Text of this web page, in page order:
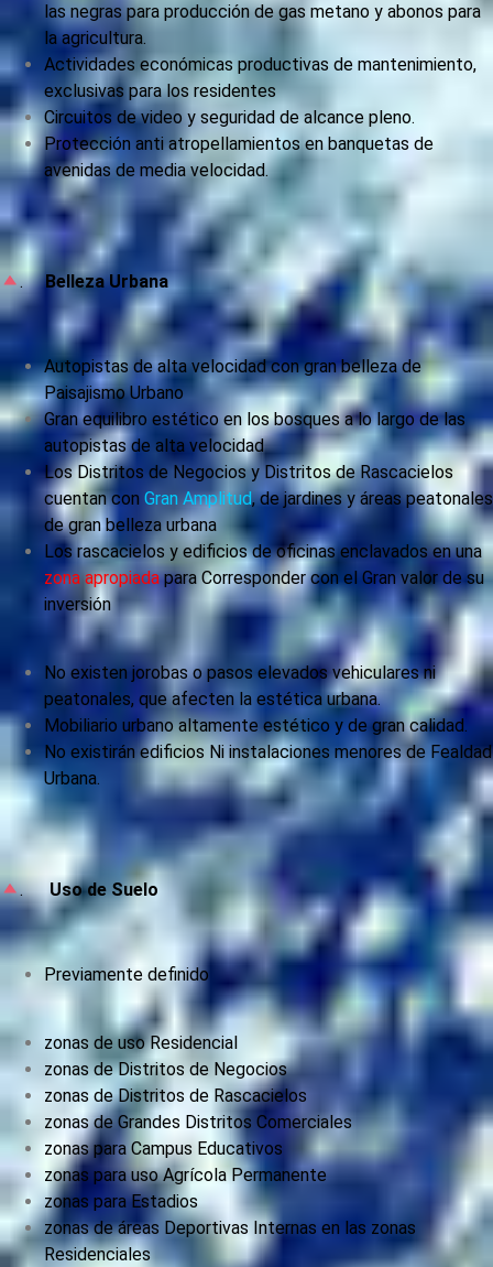
las negras para producción de gas metano y abonos para
la agricultura.
Actividades económicas productivas de mantenimiento,
exclusivas para los residentes
Circuitos de video y seguridad de alcance pleno.
Protección anti atropellamientos en banquetas de
avenidas de media velocidad.
.Belleza Urbana
Autopistas de alta velocidad con gran belleza de
Paisajismo Urbano
Gran equilibro estético en los bosques a lo largo de las
autopistas de alta velocidad
Los Distritos de Negocios y Distritos de Rascacielos
cuentan con Gran Amplitud, de jardines y áreas peatonales
de gran belleza urbana
Los rascacielos y edificios de oficinas enclavados en una
zona apropiadapara Corresponder con el Gran valor de su
inversión
No existen jorobas o pasos elevados vehiculares ni
peatonales, que afecten la estética urbana.
Mobiliario urbano altamente estético y de gran calidad.
No existirán edificios Ni instalaciones menores de Fealdad
Urbana.
.Uso de Suelo
Previamente definido
zonas de uso Residencial
zonas de Distritos de Negocios
zonas de Distritos de Rascacielos
zonas de Grandes Distritos Comerciales
zonas para Campus Educativos
zonas para uso Agrícola Permanente
zonas para Estadios
zonas de áreas Deportivas Internas en las zonas
Residenciales